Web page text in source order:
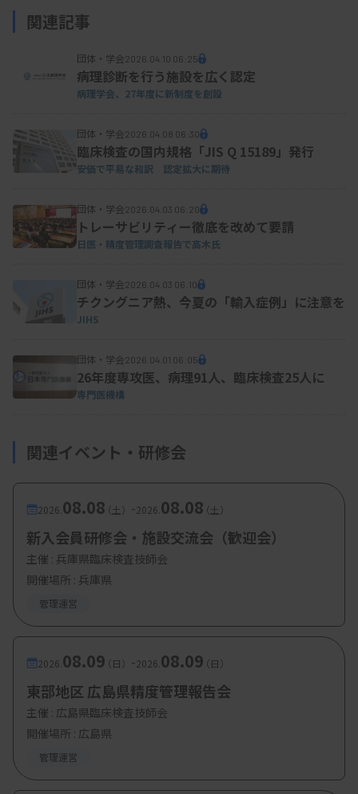
関連記事
団体・学会2026.04.10 06:25
病理診断を行う施設を広く認定
病理学会、27年度に新制度を創設
団体・学会2026.04.08 06:30
臨床検査の国内規格「JIS Q 15189」発行
安価で平易な和訳 認定拡大に期待
団体・学会2026.04.03 06:20
トレーサビリティー徹底を改めて要請
日医・精度管理調査報告で高木氏
団体・学会2026.04.03 06:10
チクングニア熱、今夏の「輸入症例」に注意を
JIHS
団体・学会2026.04.01 06:05
26年度専攻医、病理91人、臨床検査25人に
専門医機構
関連イベント・研修会
2026. 08.08（土） -2026. 08.08（土）
新入会員研修会・施設交流会（歓迎会）
主催 : 兵庫県臨床検査技師会
開催場所 : 兵庫県
管理運営
2026. 08.09（日） -2026. 08.09（日）
東部地区 広島県精度管理報告会
主催 : 広島県臨床検査技師会
開催場所 : 広島県
管理運営